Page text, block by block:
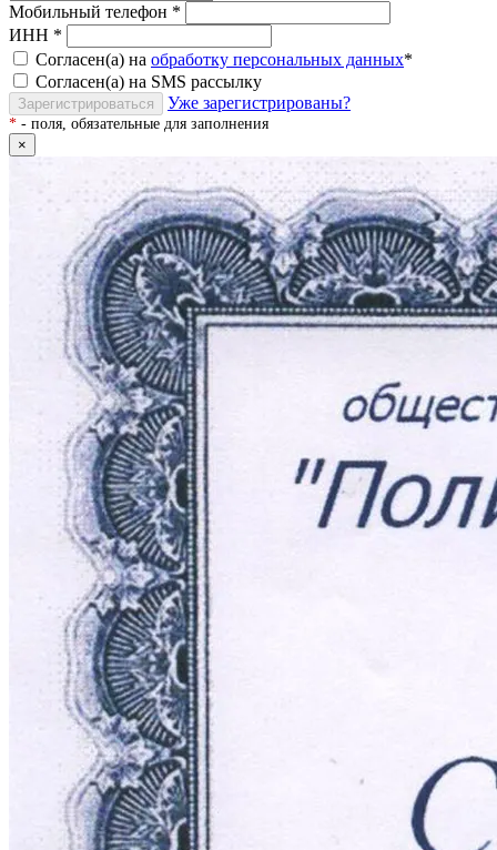
Мобильный телефон *
ИНН *
Согласен(а) на обработку персональных данных*
Согласен(а) на SMS рассылку
Зарегистрироваться Уже зарегистрированы?
* - поля, обязательные для заполнения
×